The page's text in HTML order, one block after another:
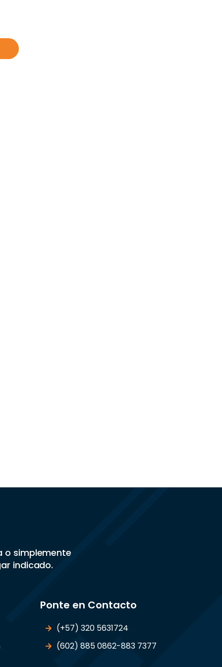
o simplemente
indicado.
Ponte en Contacto
(+57) 320 5631724
(602) 885 0862-883 7377